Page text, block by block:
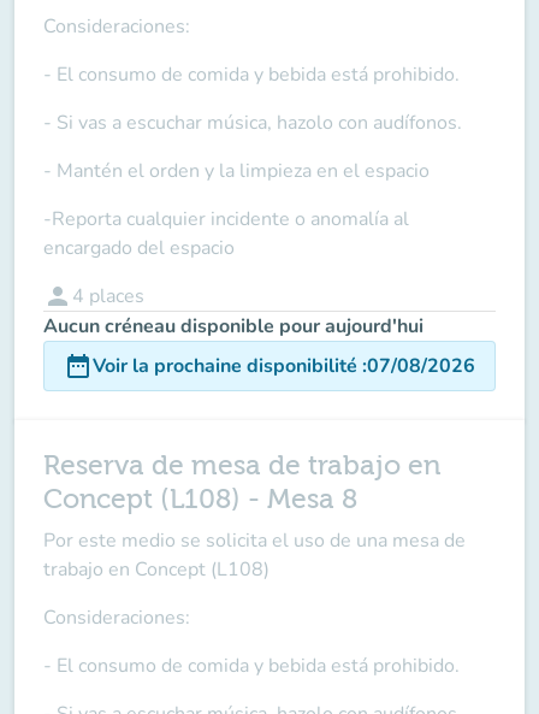
Consideraciones:
- El consumo de comida y bebida está prohibido.
- Si vas a escuchar música, hazolo con audífonos.
- Mantén el orden y la limpieza en el espacio
-Reporta cualquier incidente o anomalía al
encargado del espacio
person 4 places
Aucun créneau disponible pour aujourd'hui
date_rangeVoir la prochaine disponibilité :07/08/2026
Reserva de mesa de trabajo en
Concept (L108) - Mesa 8
Por este medio se solicita el uso de una mesa de
trabajo en Concept (L108)
Consideraciones:
- El consumo de comida y bebida está prohibido.